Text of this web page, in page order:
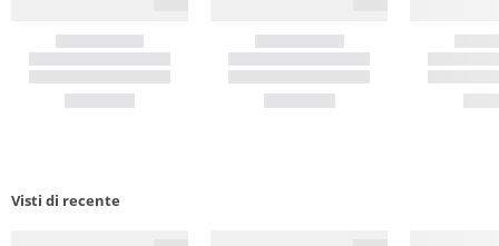
Visti di recente